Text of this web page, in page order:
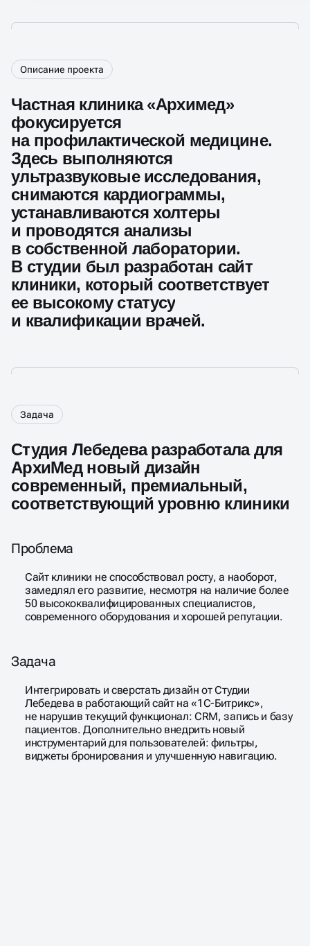
Описание проекта
Частная клиника «Архимед»
фокусируется
на профилактической медицине.
Здесь выполняются
ультразвуковые исследования,
снимаются кардиограммы,
устанавливаются холтеры
и проводятся анализы
в собственной лаборатории.
В студии был разработан сайт
клиники, который соответствует
ее высокому статусу
и квалификации врачей.
Задача
Студия Лебедева разработала для
АрхиМед новый дизайн
современный, премиальный,
соответствующий уровню клиники
Проблема
Сайт клиники не способствовал росту, а наоборот,
замедлял его развитие, несмотря на наличие более
50 высококвалифицированных специалистов,
современного оборудования и хорошей репутации.
Задача
Интегрировать и сверстать дизайн от Студии
Лебедева в работающий сайт на «1С-Битрикс»,
не нарушив текущий функционал: CRM, запись и базу
пациентов. Дополнительно внедрить новый
инструментарий для пользователей: фильтры,
виджеты бронирования и улучшенную навигацию.